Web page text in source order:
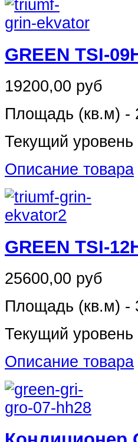
GREEN TSI-
19200,00 руб
Площадь (кв.м) -
Текущий уровень
Описание товара
GREEN TSI-
25600,00 руб
Площадь (кв.м) -
Текущий уровень
Описание товара